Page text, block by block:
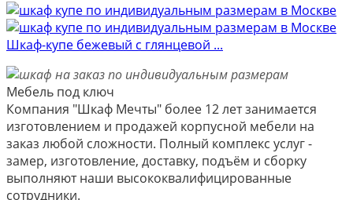
Шкаф-купе бежевый с глянцевой ...
Мебель под ключ
Компания "Шкаф Мечты" более 12 лет занимается
изготовлением и продажей корпусной мебели на
заказ любой сложности. Полный комплекс услуг -
замер, изготовление, доставку, подъём и сборку
выполняют наши высококвалифицированные
сотрудники.